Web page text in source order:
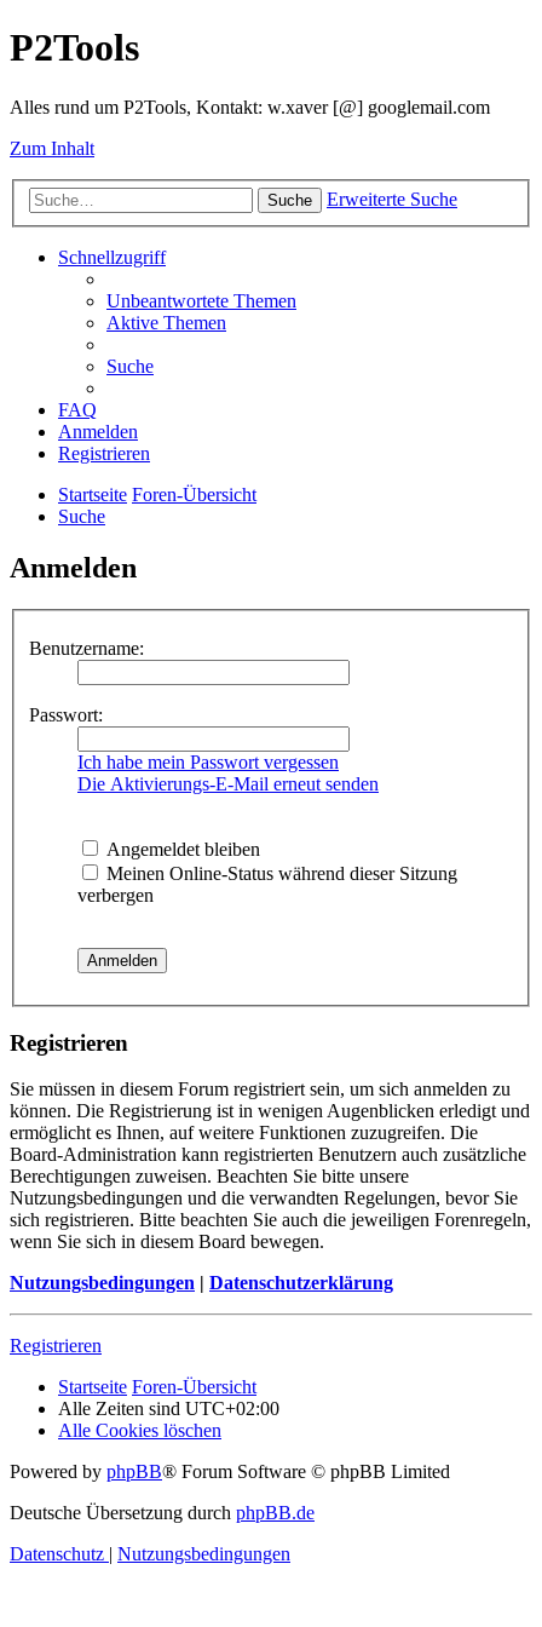
P2Tools
Alles rund um P2Tools, Kontakt: w.xaver [@] googlemail.com
Zum Inhalt
Suche Erweiterte Suche
Schnellzugriff
Unbeantwortete Themen
Aktive Themen
Suche
FAQ
Anmelden
Registrieren
Startseite Foren-Übersicht
Suche
Anmelden
Benutzername:
Passwort:
Ich habe mein Passwort vergessen
Die Aktivierungs-E-Mail erneut senden
Angemeldet bleiben
Meinen Online-Status während dieser Sitzung
verbergen
Registrieren
Sie müssen in diesem Forum registriert sein, um sich anmelden zu
können. Die Registrierung ist in wenigen Augenblicken erledigt und
ermöglicht es Ihnen, auf weitere Funktionen zuzugreifen. Die
Board-Administration kann registrierten Benutzern auch zusätzliche
Berechtigungen zuweisen. Beachten Sie bitte unsere
Nutzungsbedingungen und die verwandten Regelungen, bevor Sie
sich registrieren. Bitte beachten Sie auch die jeweiligen Forenregeln,
wenn Sie sich in diesem Board bewegen.
Nutzungsbedingungen | Datenschutzerklärung
Registrieren
Startseite Foren-Übersicht
Alle Zeiten sind UTC+02:00
Alle Cookies löschen
Powered by phpBB® Forum Software © phpBB Limited
Deutsche Übersetzung durch phpBB.de
Datenschutz | Nutzungsbedingungen